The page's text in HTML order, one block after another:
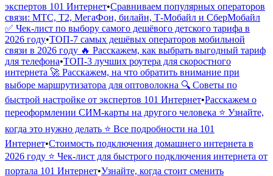
экспертов 101 Интернет•Сравниваем популярных операторов
связи: МТС, Т2, МегаФон, билайн, Т-Мобайл и СберМобайл
✅ Чек-лист по выбору самого дешёвого детского тарифа в
2026 году•ТОП-7 самых дешёвых операторов мобильной
связи в 2026 году 🔥 Расскажем, как выбрать выгодный тариф
для телефона•ТОП-3 лучших роутера для скоростного
интернета 🚀 Расскажем, на что обратить внимание при
выборе маршрутизатора для оптоволокна 🔍 Советы по
быстрой настройке от экспертов 101 Интернет•Расскажем о
переоформлении СИМ-карты на другого человека ⭐️ Узнайте,
когда это нужно делать ⭐️ Все подробности на 101
Интернет•Стоимость подключения домашнего интернета в
2026 году ⭐️ Чек-лист для быстрого подключения интернета от
портала 101 Интернет•Узнайте, когда стоит сменить